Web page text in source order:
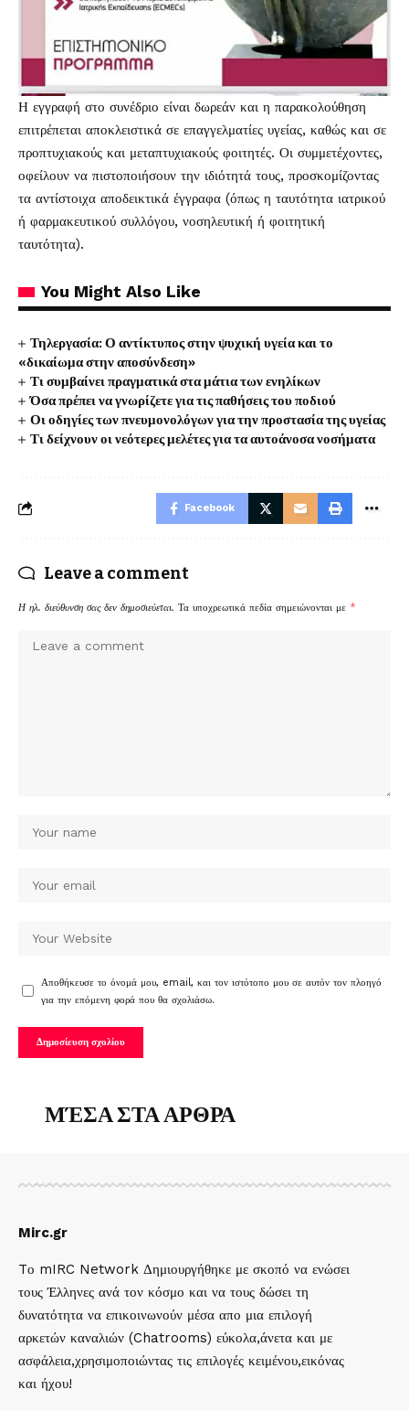
Η εγγραφή στο συνέδριο είναι δωρεάν και η παρακολούθηση
επιτρέπεται αποκλειστικά σε επαγγελματίες υγείας, καθώς και σε
προπτυχιακούς και μεταπτυχιακούς φοιτητές. Οι συμμετέχοντες,
οφείλουν να πιστοποιήσουν την ιδιότητά τους, προσκομίζοντας
τα αντίστοιχα αποδεικτικά έγγραφα (όπως η ταυτότητα ιατρικού
ή φαρμακευτικού συλλόγου, νοσηλευτική ή φοιτητική
ταυτότητα).
You Might Also Like
Τηλεργασία: Ο αντίκτυπος στην ψυχική υγεία και το
«δικαίωμα στην αποσύνδεση»
Τι συμβαίνει πραγματικά στα μάτια των ενηλίκων
Όσα πρέπει να γνωρίζετε για τις παθήσεις του ποδιού
Οι οδηγίες των πνευμονολόγων για την προστασία της υγείας
Τι δείχνουν οι νεότερες μελέτες για τα αυτοάνοσα νοσήματα
Facebook
Leave a comment
Η ηλ. διεύθυνση σας δεν δημοσιεύεται. Τα υποχρεωτικά πεδία σημειώνονται με *
Αποθήκευσε το όνομά μου, email, και τον ιστότοπο μου σε αυτόν τον πλοηγό
για την επόμενη φορά που θα σχολιάσω.
ΜΈΣΑ ΣΤΑ ΑΡΘΡΑ
Mirc.gr
Tο mIRC Network Δημιουργήθηκε με σκοπό να ενώσει
τους Έλληνες ανά τον κόσμο και να τους δώσει τη
δυνατότητα να επικοινωνούν μέσα απο μια επιλογή
αρκετών καναλιών (Chatrooms) εύκολα,άνετα και με
ασφάλεια,χρησιμοποιώντας τις επιλογές κειμένου,εικόνας
και ήχου!